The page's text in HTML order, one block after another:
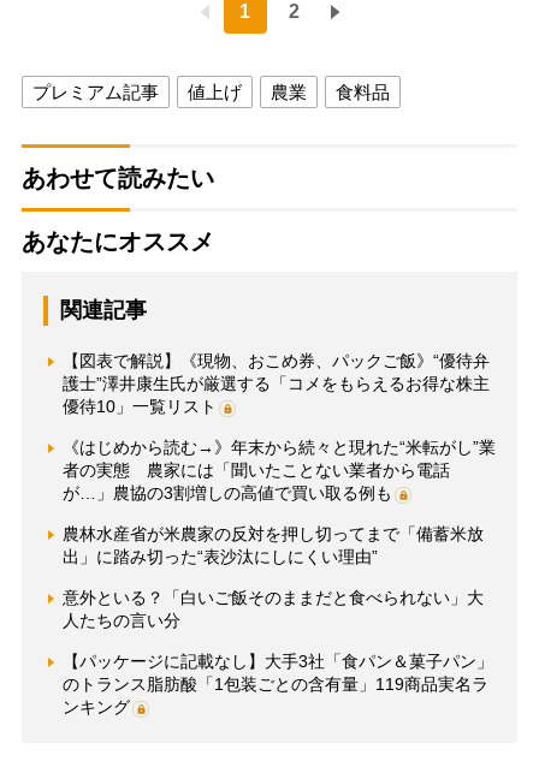
1 2
プレミアム記事 値上げ 農業 食料品
あわせて読みたい
あなたにオススメ
関連記事
【図表で解説】《現物、おこめ券、パックご飯》“優待弁
護士”澤井康生氏が厳選する「コメをもらえるお得な株主
優待10」一覧リスト
《はじめから読む→》年末から続々と現れた“米転がし”業
者の実態 農家には「聞いたことない業者から電話
が…」農協の3割増しの高値で買い取る例も
農林水産省が米農家の反対を押し切ってまで「備蓄米放
出」に踏み切った“表沙汰にしにくい理由”
意外といる？「白いご飯そのままだと食べられない」大
人たちの言い分
【パッケージに記載なし】大手3社「食パン＆菓子パン」
のトランス脂肪酸「1包装ごとの含有量」119商品実名ラ
ンキング